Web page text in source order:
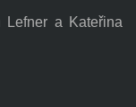
Lefner a Kateřina